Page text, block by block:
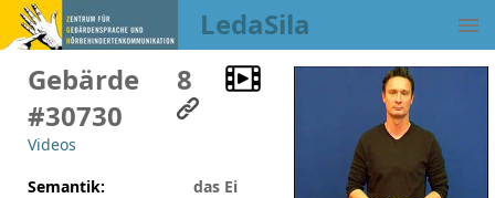
LedaSila
Gebärde
#30730
Videos
8
Semantik:
das Ei